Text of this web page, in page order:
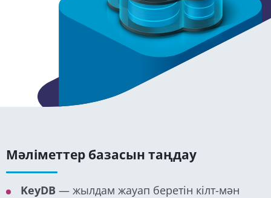
Мәліметтер базасын таңдау
KeyDB — жылдам жауап беретін кілт-мән